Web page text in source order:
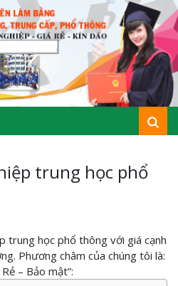
trung học phổ
trung học phổ thông với giá cạnh
Phương châm của chúng tôi là:
– Bảo mật”: